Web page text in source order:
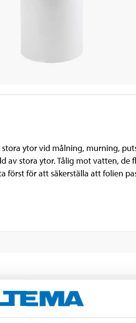
stora ytor vid målning, murning,
av stora ytor. Tålig mot vatten, de
först för att säkerställa att folien